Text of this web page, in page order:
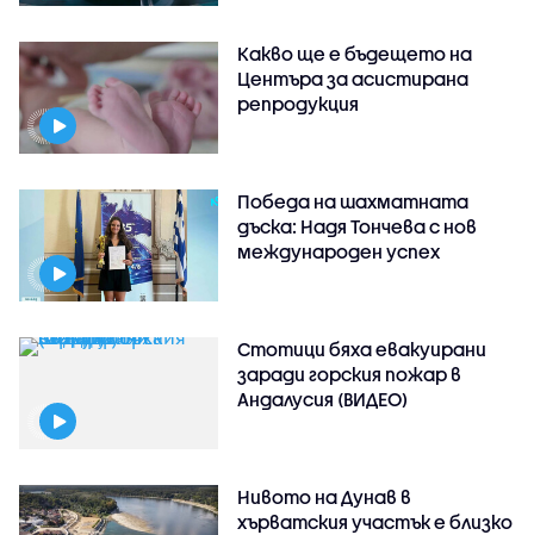
Какво ще е бъдещето на
Центъра за асистирана
репродукция
Победа на шахматната
дъска: Надя Тончева с нов
международен успех
Стотици бяха евакуирани
заради горския пожар в
Андалусия (ВИДЕО)
Нивото на Дунав в
хърватския участък е близко